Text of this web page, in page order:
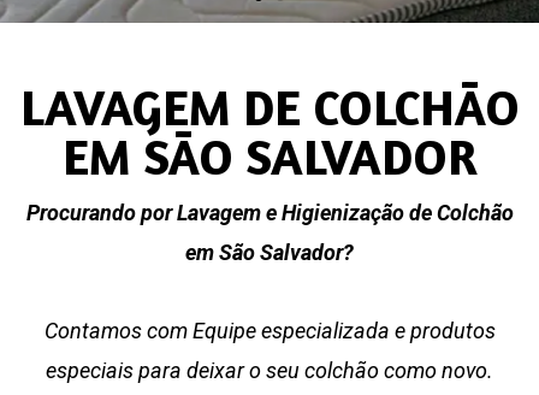
LAVAGEM DE COLCHÃO
EM SÃO SALVADOR
Procurando por Lavagem e Higienização de Colchão
em São Salvador?
Contamos com Equipe especializada e produtos
especiais para deixar o seu colchão como novo.